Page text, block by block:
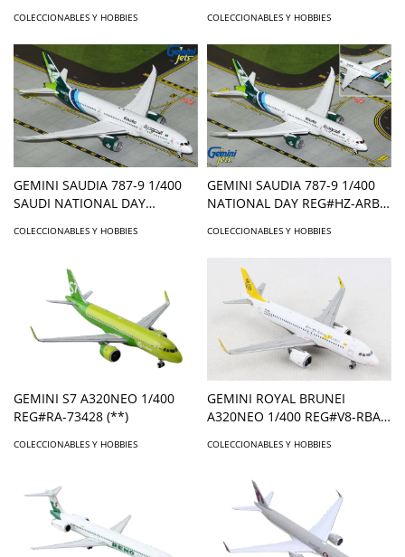
COLECCIONABLES Y HOBBIES COLECCIONABLES Y HOBBIES
GEMINI SAUDIA 787-9 1/400
SAUDI NATIONAL DAY
COLECCIONABLES Y HOBBIES
GEMINI SAUDIA 787-9 1/400
NATIONAL DAY REG#HZ-ARB
COLECCIONABLES Y HOBBIES
GEMINI S7 A320NEO 1/400
REG#RA-73428 (**)
COLECCIONABLES Y HOBBIES
GEMINI ROYAL BRUNEI
A320NEO 1/400 REG#V8-RBA
COLECCIONABLES Y HOBBIES